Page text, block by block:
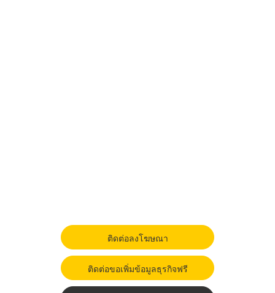
ติดต่อลงโฆษณา
ติดต่อขอเพิ่มข้อมูลธุรกิจฟรี